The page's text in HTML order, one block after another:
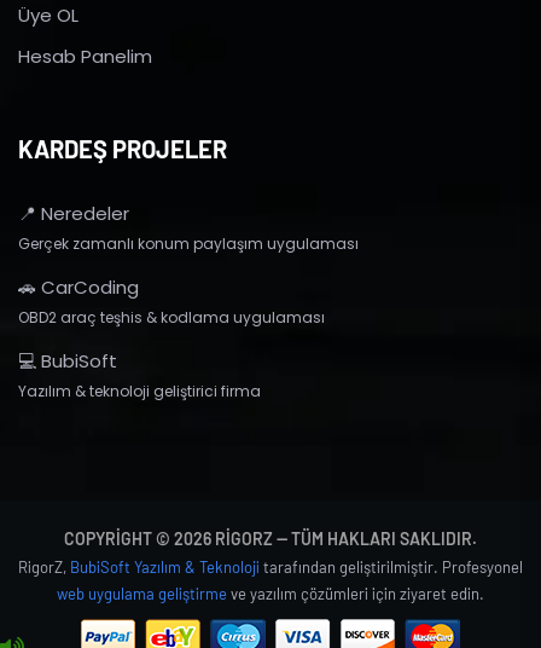
Üye OL
Hesab Panelim
KARDEŞ PROJELER
📍 Neredeler
Gerçek zamanlı konum paylaşım uygulaması
🚗 CarCoding
OBD2 araç teşhis & kodlama uygulaması
💻 BubiSoft
Yazılım & teknoloji geliştirici firma
COPYRIGHT © 2026 RIGORZ — TÜM HAKLARI SAKLIDIR.
RigorZ, BubiSoft Yazılım & Teknoloji tarafından geliştirilmiştir. Profesyonel
web uygulama geliştirmeve yazılım çözümleri için ziyaret edin.